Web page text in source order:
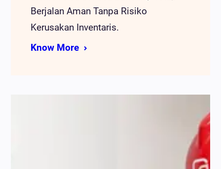
Berjalan Aman Tanpa Risiko
Kerusakan Inventaris.
Know More